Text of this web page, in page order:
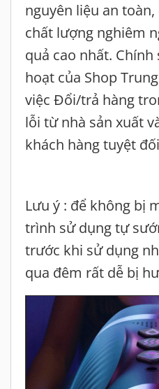
nguyên liệu an
chất lượng nghiêm
quả cao nhất.
hoạt của Shop
việc Đổi/trả hàng
lỗi từ nhà sản xuất
khách hàng tuyệt
Lưu ý : để không bị
trình sử dụng tự
trước khi sử dụng
qua đêm rất dễ bị